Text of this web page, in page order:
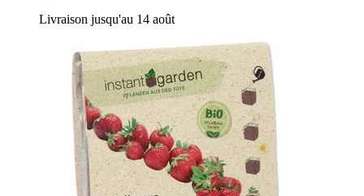
Livraison jusqu'au 14 août